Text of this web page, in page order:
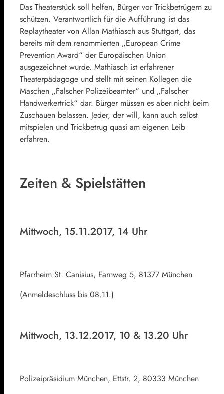
Das Theaterstück soll helfen, Bürger vor Trickbetrügern zu
schützen. Verantwortlich für die Aufführung ist das
Replaytheater von Allan Mathiasch aus Stuttgart, das
bereits mit dem renommierten „European Crime
Prevention Award“ der Europäischen Union
ausgezeichnet wurde. Mathiasch ist erfahrener
Theaterpädagoge und stellt mit seinen Kollegen die
Maschen „Falscher Polizeibeamter“ und „Falscher
Handwerkertrick“ dar. Bürger müssen es aber nicht beim
Zuschauen belassen. Jeder, der will, kann auch selbst
mitspielen und Trickbetrug quasi am eigenen Leib
erfahren.
Zeiten & Spielstätten
Mittwoch, 15.11.2017, 14 Uhr
Pfarrheim St. Canisius, Farnweg 5, 81377 München
(Anmeldeschluss bis 08.11.)
Mittwoch, 13.12.2017, 10 & 13.20 Uhr
Polizeipräsidium München, Ettstr. 2, 80333 München